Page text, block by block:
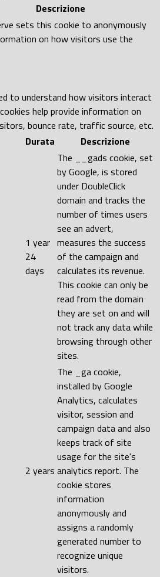
Descrizione
sets this cookie to anonymously
on how visitors use the
to understand how visitors interact
help provide information on
bounce rate, traffic source, etc.
Durata Descrizione
1 year
24
days
The __gads cookie, set
by Google, is stored
under DoubleClick
domain and tracks the
number of times users
see an advert,
measures the success
of the campaign and
calculates its revenue.
This cookie can only be
read from the domain
they are set on and will
not track any data while
browsing through other
sites.
2 years
The _ga cookie,
installed by Google
Analytics, calculates
visitor, session and
campaign data and also
keeps track of site
usage for the site's
analytics report. The
cookie stores
information
anonymously and
assigns a randomly
generated number to
recognize unique
visitors.